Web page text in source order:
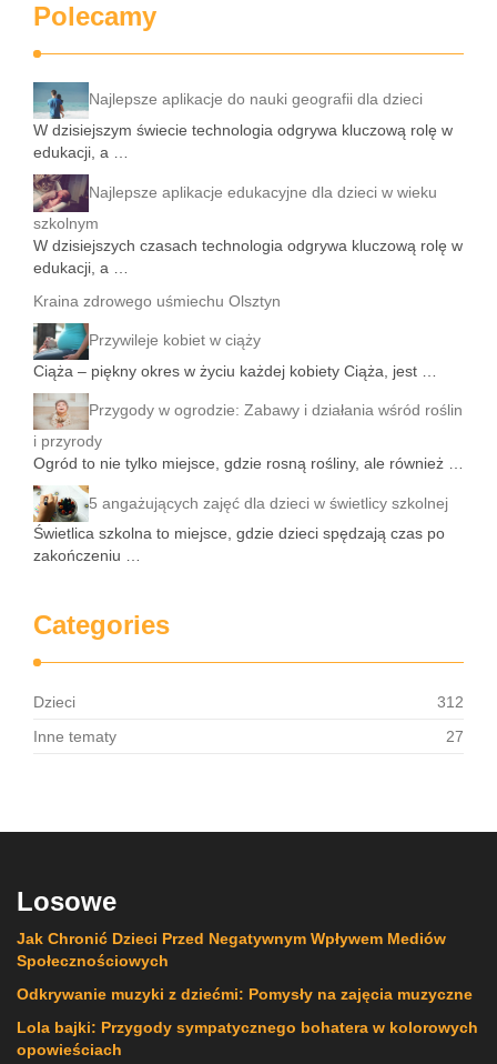
Polecamy
Najlepsze aplikacje do nauki geografii dla dzieci
W dzisiejszym świecie technologia odgrywa kluczową rolę w
edukacji, a …
Najlepsze aplikacje edukacyjne dla dzieci w wieku
szkolnym
W dzisiejszych czasach technologia odgrywa kluczową rolę w
edukacji, a …
Kraina zdrowego uśmiechu Olsztyn
Przywileje kobiet w ciąży
Ciąża – piękny okres w życiu każdej kobiety Ciąża, jest …
Przygody w ogrodzie: Zabawy i działania wśród roślin
i przyrody
Ogród to nie tylko miejsce, gdzie rosną rośliny, ale również …
5 angażujących zajęć dla dzieci w świetlicy szkolnej
Świetlica szkolna to miejsce, gdzie dzieci spędzają czas po
zakończeniu …
Categories
Dzieci
312
Inne tematy
27
Losowe
Jak Chronić Dzieci Przed Negatywnym Wpływem Mediów
Społecznościowych
Odkrywanie muzyki z dziećmi: Pomysły na zajęcia muzyczne
Lola bajki: Przygody sympatycznego bohatera w kolorowych
opowieściach